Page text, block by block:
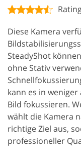
Diese Kamera
SteadyShot
ohne Stativ
kann es in
Bild fokussieren.
wählt die Kamera
richtige Ziel aus,
professioneller